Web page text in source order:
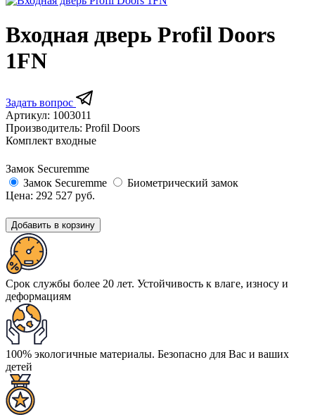
Входная дверь Profil Doors
1FN
Задать вопрос
Артикул: 1003011
Производитель: Profil Doors
Комплект входные
Замок Securemme
Замок Securemme
Биометрический замок
Цена: 292 527 руб.
Добавить в корзину
Срок службы более 20 лет. Устойчивость к влаге, износу и
деформациям
100% экологичные материалы. Безопасно для Вас и ваших
детей